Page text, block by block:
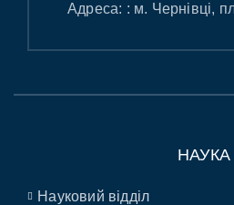
Адреса: : м. Чернівці,
НАУКА
Науковий відділ